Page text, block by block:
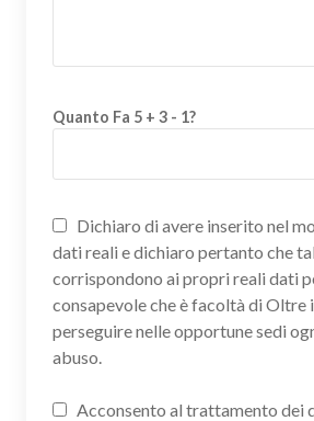
Quanto Fa 5 + 3 - 1?
Dichiaro di avere inserito nel
dati reali e dichiaro pertanto che
corrispondono ai propri reali dati
consapevole che è facoltà di Oltre
perseguire nelle opportune sedi
abuso.
Acconsento al trattamento dei